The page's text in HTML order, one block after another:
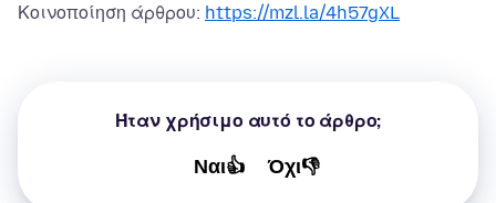
Κοινοποίηση άρθρου: https://mzl.la/4h57gXL
Ήταν χρήσιμο αυτό το άρθρο;
Ναι👍 Όχι👎